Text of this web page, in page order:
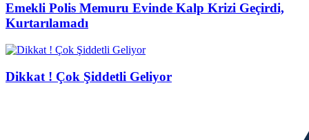
Emekli Polis Memuru Evinde Kalp Krizi Geçirdi,
Kurtarılamadı
Dikkat ! Çok Şiddetli Geliyor